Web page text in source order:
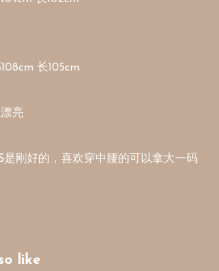
长105cm
亮
是刚好的，喜欢穿中腰的可以拿大一码
like